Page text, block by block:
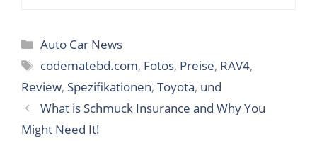
Categories
Auto Car News
Tags
codematebd.com, Fotos, Preise, RAV4,
Review, Spezifikationen, Toyota, und
What is Schmuck Insurance and Why You
Might Need It!